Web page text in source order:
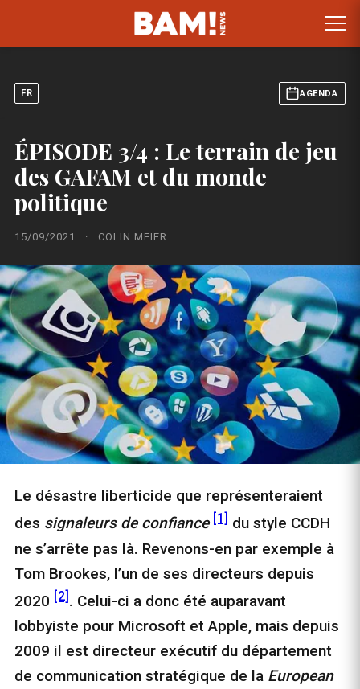
FR AGENDA
ÉPISODE 3/4 : Le terrain de jeu
des GAFAM et du monde
politique
15/09/2021 · COLIN MEIER
Le désastre liberticide que représenteraient
des signaleurs de confiance [1]
du style CCDH
ne s’arrête pas là. Revenons-en par exemple à
Tom Brookes, l’un de ses directeurs depuis
2020 [2] . Celui-ci a donc été auparavant
lobbyiste pour Microsoft et Apple, mais depuis
2009 il est directeur exécutif du département
de communication stratégique de la European